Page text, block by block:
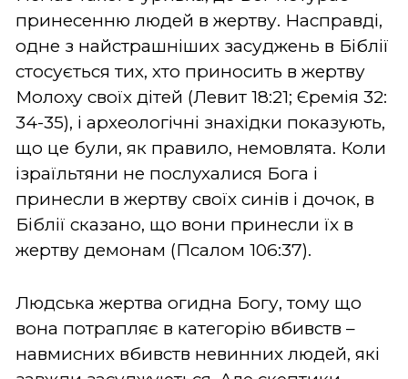
принесенню людей в жертву. Насправді,
одне з найстрашніших засуджень в Біблії
стосується тих, хто приносить в жертву
Молоху своїх дітей (Левит 18:21; Єремія 32:
34-35), і археологічні знахідки показують,
що це були, як правило, немовлята. Коли
ізраїльтяни не послухалися Бога і
принесли в жертву своїх синів і дочок, в
Біблії сказано, що вони принесли їх в
жертву демонам (Псалом 106:37).
Людська жертва огидна Богу, тому що
вона потрапляє в категорію вбивств –
навмисних вбивств невинних людей, які